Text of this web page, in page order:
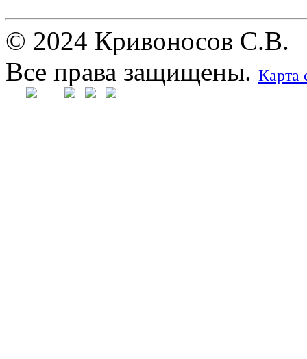
© 2024 Кривоносов С.В.
Все права защищены. Карта